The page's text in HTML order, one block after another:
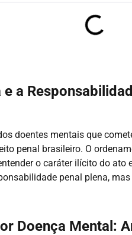
a
doentes mentais que
penal brasileiro. O
o caráter ilícito do ato
penal plena,
Doença Mental: